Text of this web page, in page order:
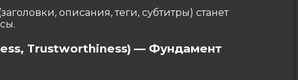
описания, теги, субтитры) станет
Trustworthiness) — Фундамент